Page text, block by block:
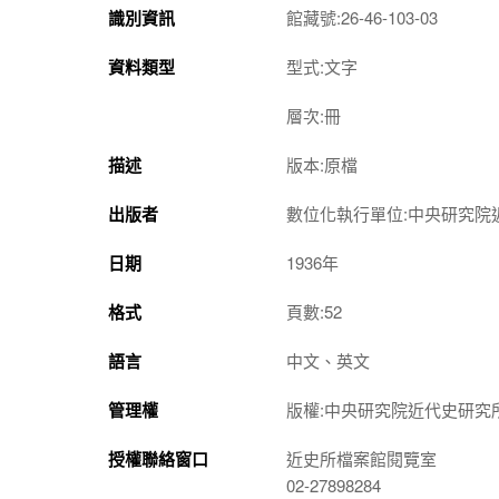
識別資訊 館藏號:26-46-103-03
資料類型 型式:文字
層次:冊
描述 版本:原檔
出版者 數位化執行單位:中央研究院
日期 1936年
格式 頁數:52
語言 中文、英文
管理權 版權:中央研究院近代史研究
授權聯絡窗口
近史所檔案館閱覽室
02-27898284